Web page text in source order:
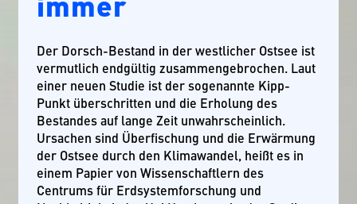
Der Dorsch-Bestand in der westlicher Ostsee ist
vermutlich endgültig zusammengebrochen. Laut
einer neuen Studie ist der sogenannte Kipp-
Punkt überschritten und die Erholung des
Bestandes auf lange Zeit unwahrscheinlich.
Ursachen sind Überfischung und die Erwärmung
der Ostsee durch den Klimawandel, heißt es in
einem Papier von Wissenschaftlern des
Centrums für Erdsystemforschung und